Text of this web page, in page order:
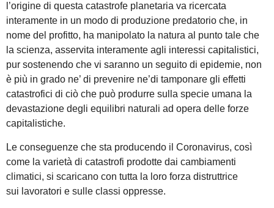
l’origine di questa catastrofe planetaria va ricercata
interamente in un modo di produzione predatorio che, in
nome del profitto, ha manipolato la natura al punto tale che
la scienza, asservita interamente agli interessi capitalistici,
pur sostenendo che vi saranno un seguito di epidemie, non
è più in grado ne’ di prevenire ne’di tamponare gli effetti
catastrofici di ciò che può produrre sulla specie umana la
devastazione degli equilibri naturali ad opera delle forze
capitalistiche.
Le conseguenze che sta producendo il Coronavirus, così
come la varietà di catastrofi prodotte dai cambiamenti
climatici, si scaricano con tutta la loro forza distruttrice
sui lavoratori e sulle classi oppresse.